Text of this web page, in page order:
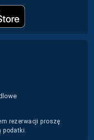
rezerwacji proszę